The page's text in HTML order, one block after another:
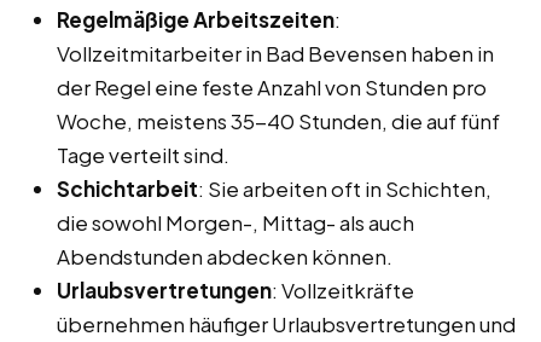
Regelmäßige Arbeitszeiten:
Vollzeitmitarbeiter in Bad Bevensen haben in
der Regel eine feste Anzahl von Stunden pro
Woche, meistens 35-40 Stunden, die auf fünf
Tage verteilt sind.
Schichtarbeit: Sie arbeiten oft in Schichten,
die sowohl Morgen-, Mittag- als auch
Abendstunden abdecken können.
Urlaubsvertretungen: Vollzeitkräfte
übernehmen häufiger Urlaubsvertretungen und